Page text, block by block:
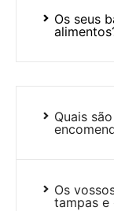
Os seus
Quais
Os
tampas e